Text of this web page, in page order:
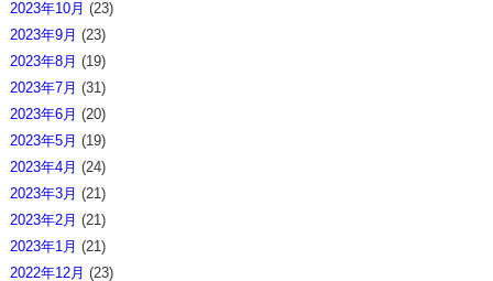
2023年10月 (23)
2023年9月 (23)
2023年8月 (19)
2023年7月 (31)
2023年6月 (20)
2023年5月 (19)
2023年4月 (24)
2023年3月 (21)
2023年2月 (21)
2023年1月 (21)
2022年12月 (23)